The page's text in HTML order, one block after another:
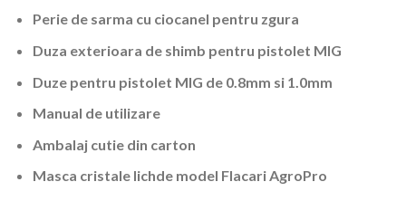
Perie de sarma cu ciocanel pentru zgura
Duza exterioara de shimb pentru pistolet MIG
Duze pentru pistolet MIG de 0.8mm si 1.0mm
Manual de utilizare
Ambalaj cutie din carton
Masca cristale lichde model Flacari AgroPro